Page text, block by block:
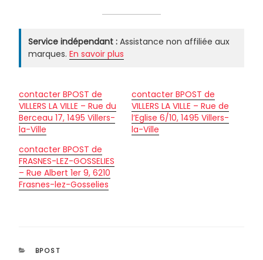
Service indépendant : Assistance non affiliée aux
marques. En savoir plus
contacter BPOST de
VILLERS LA VILLE – Rue du
Berceau 17, 1495 Villers-
la-Ville
contacter BPOST de
VILLERS LA VILLE – Rue de
l’Eglise 6/10, 1495 Villers-
la-Ville
contacter BPOST de
FRASNES-LEZ-GOSSELIES
– Rue Albert 1er 9, 6210
Frasnes-lez-Gosselies
CATÉGORIES
BPOST